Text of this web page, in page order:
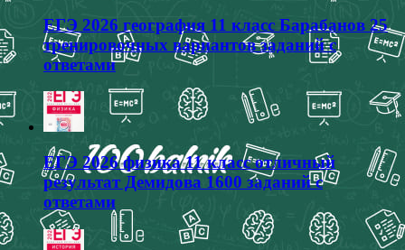
ЕГЭ 2026 география 11 класс Барабанов 25
тренировочных вариантов заданий с
ответами
ЕГЭ 2026 физика 11 класс отличный
результат Демидова 1600 заданий с
ответами